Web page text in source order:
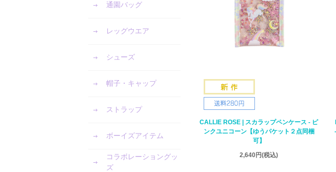
通園バッグ
レッグウエア
シューズ
帽子・キャップ
ストラップ
ボーイズアイテム
コラボレーショングッ
ズ
CALLIE ROSE | スカラップペンケース - ピ
ンクユニコーン【ゆうパケット２点同梱
可】
2,640円(税込)